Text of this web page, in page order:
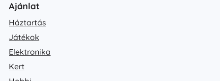
Ajánlat
Háztartás
Játékok
Elektronika
Kert